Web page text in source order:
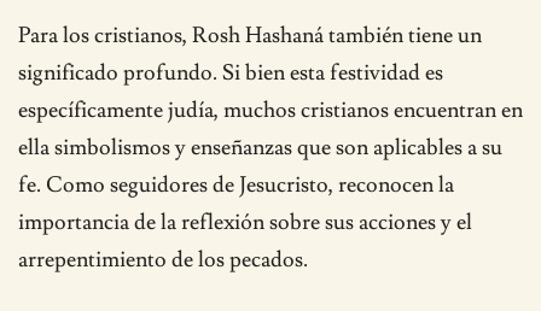
Para los cristianos, Rosh Hashaná también tiene un
significado profundo. Si bien esta festividad es
específicamente judía, muchos cristianos encuentran en
ella simbolismos y enseñanzas que son aplicables a su
fe. Como seguidores de Jesucristo, reconocen la
importancia de la reflexión sobre sus acciones y el
arrepentimiento de los pecados.